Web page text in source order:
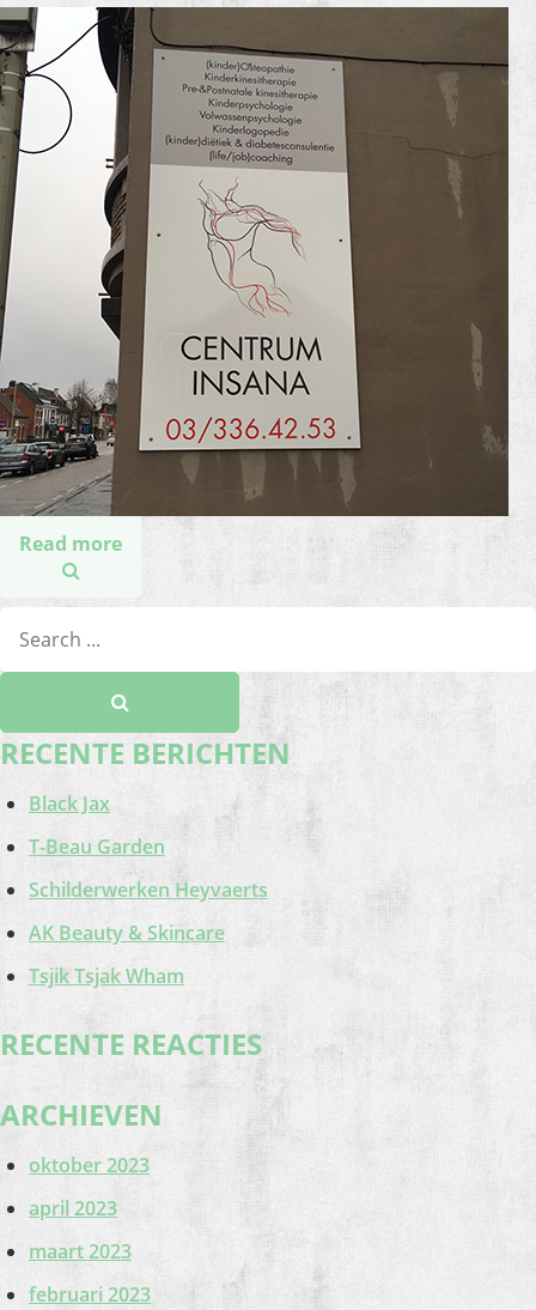
Read more
RECENTE BERICHTEN
Black Jax
T-Beau Garden
Schilderwerken Heyvaerts
AK Beauty & Skincare
Tsjik Tsjak Wham
RECENTE REACTIES
ARCHIEVEN
oktober 2023
april 2023
maart 2023
februari 2023